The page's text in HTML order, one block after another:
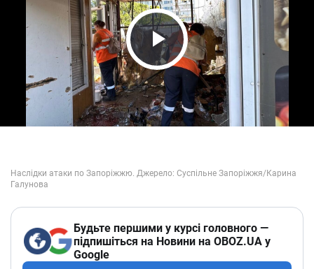
Play Video
Будьте першими у курсі головного —
підпишіться на Новини на OBOZ.UA у
Google